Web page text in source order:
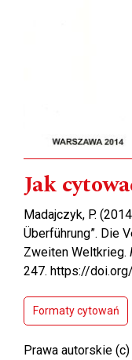
Jak
Madajczyk, P.
Überführung”. Die
Zweiten Weltkrieg.
247. https://
Formaty cytowań
Prawa autorskie